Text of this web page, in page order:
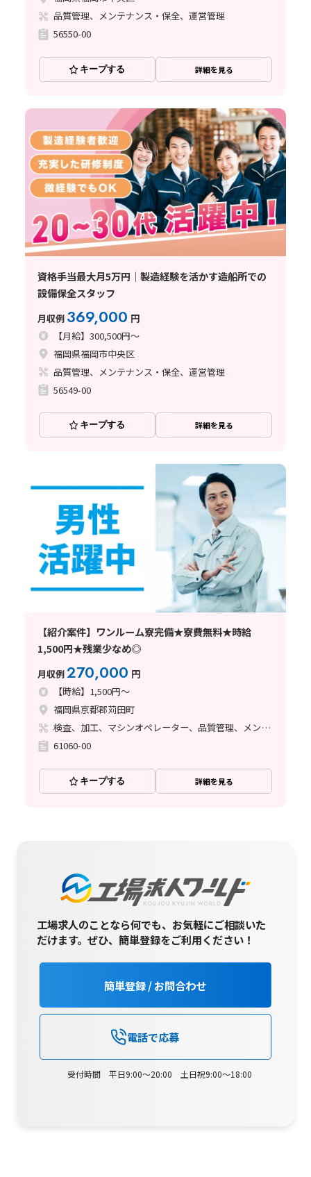
品質管理、メンテナンス・保全、運営管理
56550-00
キープする 詳細を見る
資格手当最大月5万円｜製造経験を活かす造船所での
設備保全スタッフ
月収例 369,000 円
【月給】300,500円～
福岡県福岡市中央区
品質管理、メンテナンス・保全、運営管理
56549-00
キープする 詳細を見る
【紹介案件】ワンルーム寮完備★寮費無料★時給
1,500円★残業少なめ◎
月収例270,000 円
【時給】1,500円～
福岡県京都郡苅田町
検査、加工、マシンオペレーター、品質管理、メンテナンス・保全
61060-00
キープする 詳細を見る
工場求人のことなら何でも、お気軽にご相談いた
だけます。ぜひ、簡単登録をご利用ください！
簡単登録 / お問合わせ
電話で応募
受付時間 平日9:00～20:00 土日祝9:00～18:00